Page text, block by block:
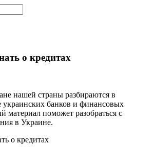
о кредитах
нашей страны разбираются в
украинских банков и финансовых
материал поможет разобраться с
в Украине.